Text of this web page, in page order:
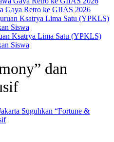
Gaya Retro ke GIIAS 2026
Ksatrya Lima Satu (YPKLS)
Siswa
dan